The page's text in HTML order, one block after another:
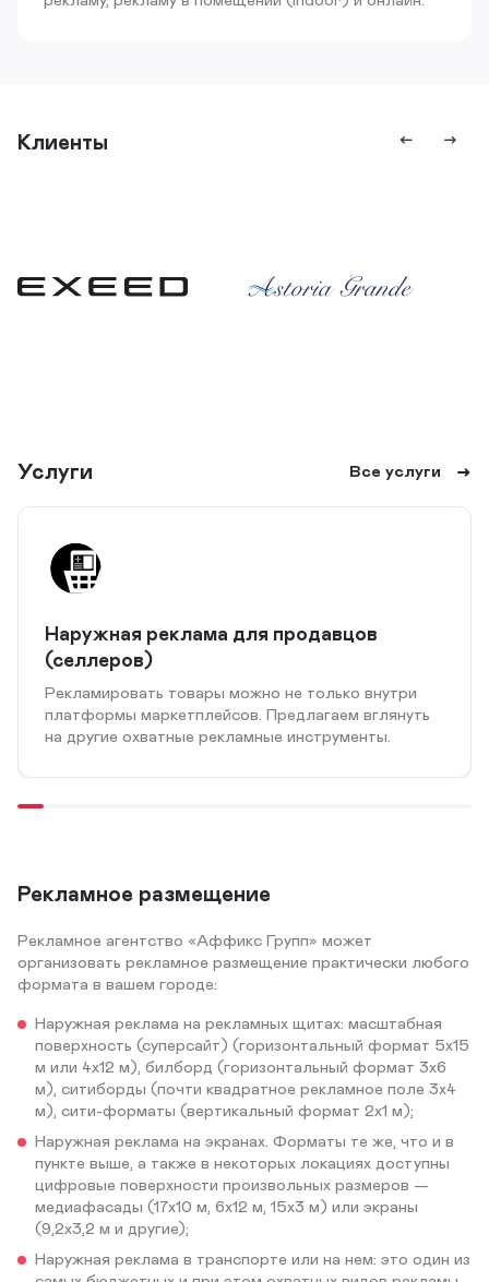
Клиенты
Услуги Все услуги
Наружная реклама для продавцов
(селлеров)
Рекламировать товары можно не только внутри
платформы маркетплейсов. Предлагаем вглянуть
на другие охватные рекламные инструменты.
Рекламное размещение
Рекламное агентство «Аффикс Групп» может
организовать рекламное размещение практически любого
формата в вашем городе:
Наружная реклама на рекламных щитах: масштабная
поверхность (суперсайт) (горизонтальный формат 5х15
м или 4х12 м), билборд (горизонтальный формат 3х6
м), ситиборды (почти квадратное рекламное поле 3х4
м), сити-форматы (вертикальный формат 2х1 м);
Наружная реклама на экранах. Форматы те же, что и в
пункте выше, а также в некоторых локациях доступны
цифровые поверхности произвольных размеров —
медиафасады (17х10 м, 6х12 м, 15х3 м) или экраны
(9,2х3,2 м и другие);
Наружная реклама в транспорте или на нем: это один из